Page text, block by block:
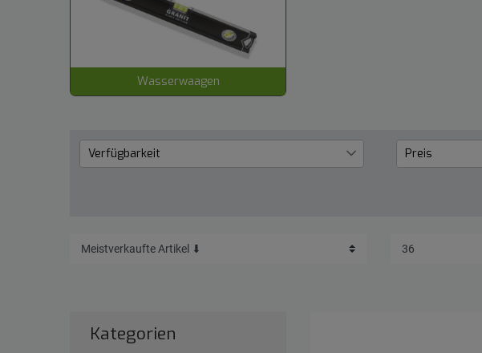
Wasserwaagen
Verfügbarkeit Preis
Kategorien